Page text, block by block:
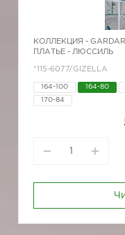
КОЛЛЕКЦИЯ -
ПЛАТЬЕ - ЛЮССИЛЬ
*115-6077/GIZELLA
164-100 164-80
170-84